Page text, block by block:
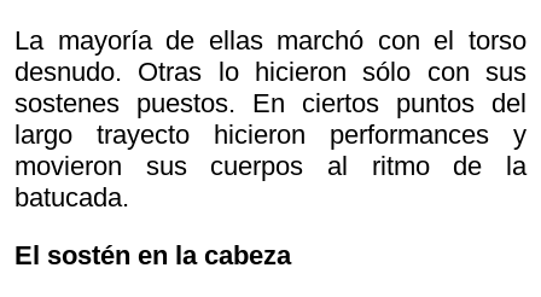
La mayoría de ellas marchó con el torso
desnudo. Otras lo hicieron sólo con sus
sostenes puestos. En ciertos puntos del
largo trayecto hicieron performances y
movieron sus cuerpos al ritmo de la
batucada.
El sostén en la cabeza